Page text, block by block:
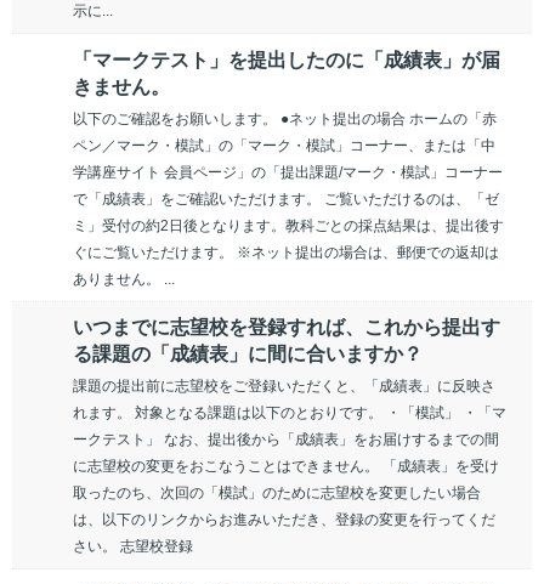
示に...
「マークテスト」を提出したのに「成績表」が届
きません。
以下のご確認をお願いします。 ●ネット提出の場合 ホームの「赤
ペン／マーク・模試」の「マーク・模試」コーナー、または「中
学講座サイト 会員ページ」の「提出課題/マーク・模試」コーナー
で「成績表」をご確認いただけます。 ご覧いただけるのは、「ゼ
ミ」受付の約2日後となります。教科ごとの採点結果は、提出後す
ぐにご覧いただけます。 ※ネット提出の場合は、郵便での返却は
ありません。 ...
いつまでに志望校を登録すれば、これから提出す
る課題の「成績表」に間に合いますか？
課題の提出前に志望校をご登録いただくと、「成績表」に反映さ
れます。 対象となる課題は以下のとおりです。 ・「模試」 ・「マ
ークテスト」 なお、提出後から「成績表」をお届けするまでの間
に志望校の変更をおこなうことはできません。 「成績表」を受け
取ったのち、次回の「模試」のために志望校を変更したい場合
は、以下のリンクからお進みいただき、登録の変更を行ってくだ
さい。 志望校登録